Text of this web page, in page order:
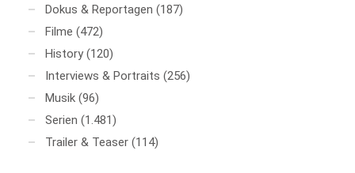
Dokus & Reportagen (187)
Filme (472)
History (120)
Interviews & Portraits (256)
Musik (96)
Serien (1.481)
Trailer & Teaser (114)